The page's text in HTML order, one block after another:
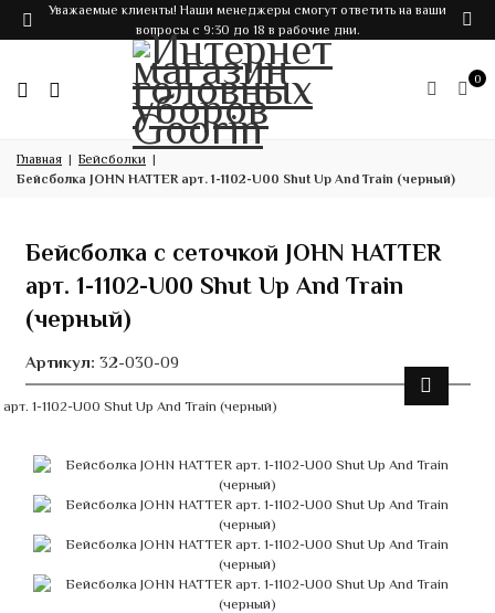
Уважаемые клиенты! Наши менеджеры смогут ответить на ваши
вопросы с 9:30 до 18 в рабочие дни.
0
Главная
Бейсболки
Бейсболка JOHN HATTER арт. 1-1102-U00 Shut Up And Train (черный)
Бейсболка с сеточкой JOHN HATTER
арт. 1-1102-U00 Shut Up And Train
(черный)
Артикул: 32-030-09